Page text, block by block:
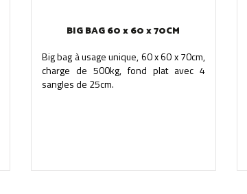
BIG BAG 60 x 60 x 70CM
Big bag à usage unique, 60 x 60 x 70cm,
charge de 500kg, fond plat avec 4
sangles de 25cm.